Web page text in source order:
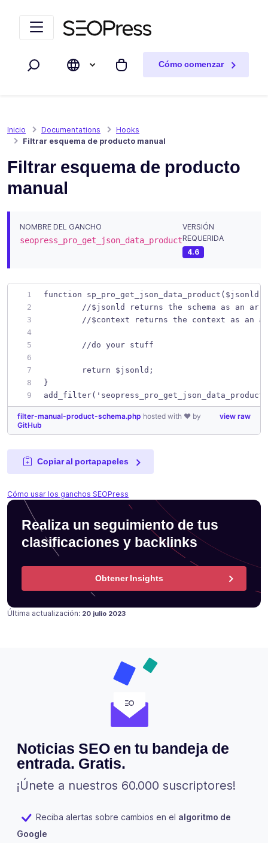
Buscar Mi carrito
Cómo comenzar
Inicio Documentations
Hooks
Filtrar esquema de producto manual
Filtrar esquema de producto
manual
NOMBRE DEL GANCHO
seopress_pro_get_json_data_product
VERSIÓN
REQUERIDA
4.6
function
//$jsonld returns the schema as an
//$context returns the context as an
	//do your stuff
	return $jsonld;
}
view raw
filter-manual-product-schema.php hosted with ❤ by
GitHub
Copiar al portapapeles
Cómo usar los ganchos SEOPress
Realiza un seguimiento de tus
clasificaciones y backlinks
Obtener Insights
Última actualización: Publicado en
18 julio 2021
20 julio 2023
Noticias SEO en tu bandeja de
entrada. Gratis.
¡Únete a nuestros 60.000 suscriptores!
Reciba alertas sobre cambios en el algoritmo de
Google